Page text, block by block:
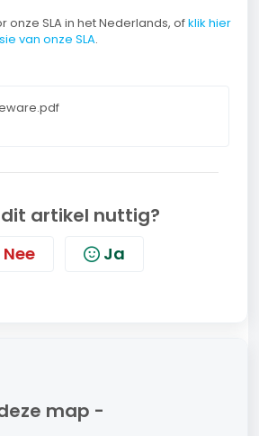
SLA in het Nederlands, ofklik hier
van onze SLA.
artikel nuttig?
Nee Ja
map -